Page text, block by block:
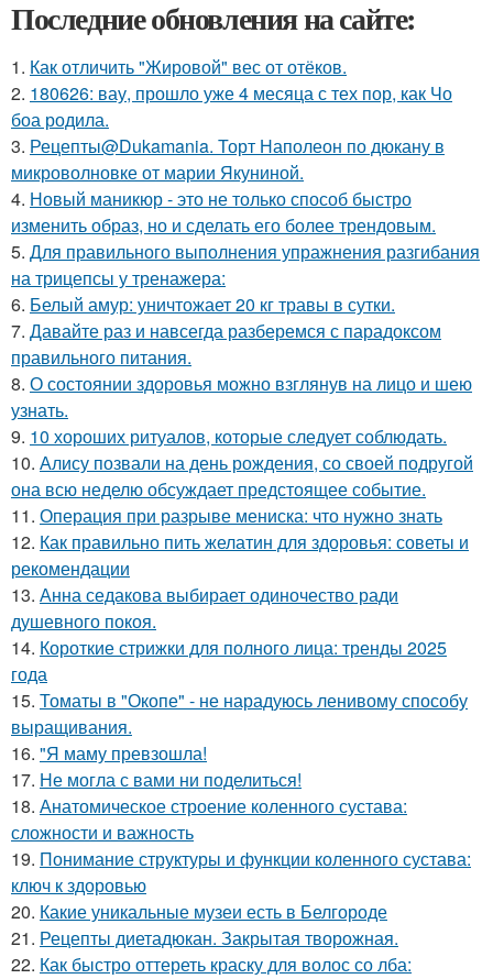
Последние обновления на сайте:
1. Как отличить "Жировой" вес от отёков.
2. 180626: вау, прошло уже 4 месяца с тех пор, как Чо
боа родила.
3. Рецепты@Dukamania. Торт Наполеон по дюкану в
микроволновке от марии Якуниной.
4. Новый маникюр - это не только способ быстро
изменить образ, но и сделать его более трендовым.
5. Для правильного выполнения упражнения разгибания
на трицепсы у тренажера:
6. Белый амур: уничтожает 20 кг травы в сутки.
7. Давайте раз и навсегда разберемся с парадоксом
правильного питания.
8. О состоянии здоровья можно взглянув на лицо и шею
узнать.
9. 10 хороших ритуалов, которые следует соблюдать.
10. Алису позвали на день рождения, со своей подругой
она всю неделю обсуждает предстоящее событие.
11. Операция при разрыве мениска: что нужно знать
12. Как правильно пить желатин для здоровья: советы и
рекомендации
13. Анна седакова выбирает одиночество ради
душевного покоя.
14. Короткие стрижки для полного лица: тренды 2025
года
15. Томаты в "Окопе" - не нарадуюсь ленивому способу
выращивания.
16. "Я маму превзошла!
17. Не могла с вами ни поделиться!
18. Анатомическое строение коленного сустава:
сложности и важность
19. Понимание структуры и функции коленного сустава:
ключ к здоровью
20. Какие уникальные музеи есть в Белгороде
21. Рецепты диетадюкан. Закрытая творожная.
22. Как быстро оттереть краску для волос со лба: